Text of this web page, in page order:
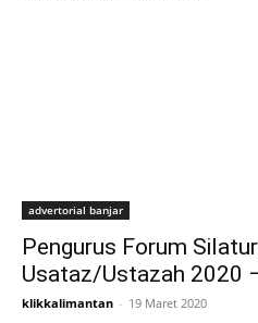
advertorial banjar
Pengurus Forum
Usataz/Ustazah 2020
klikkalimantan - 19 Maret 2020